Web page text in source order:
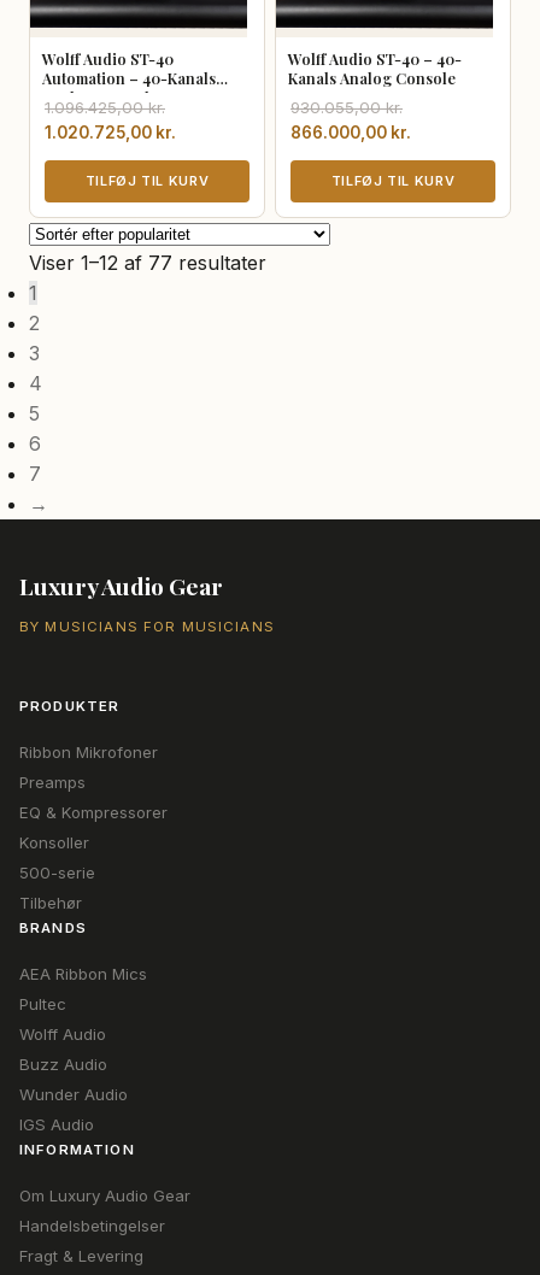
Wolff Audio ST-40
Automation – 40-Kanals
Analog Console
1.096.425,00kr.
Den
oprindelige
pris
1.096.425,00 kr..
1.020.725,00 kr.
Den
aktuelle
pris
1.020.725,00 kr..
TILFØJ TIL KURV
Wolff Audio ST-40 – 40-
Kanals Analog Console
930.055,00kr.
Den
oprindelige
pris
930.055,00 kr..
866.000,00 kr.
Den
aktuelle
pris
866.000,00 kr..
TILFØJ TIL KURV
Viser 1–12 af 77 resultaterSorteret
1
2
3
4
5
6
7
→
Luxury Audio Gear
BY MUSICIANS FOR MUSICIANS
PRODUKTER
Ribbon Mikrofoner
Preamps
EQ & Kompressorer
Konsoller
500-serie
Tilbehør
BRANDS
AEA Ribbon Mics
Pultec
Wolff Audio
Buzz Audio
Wunder Audio
IGS Audio
INFORMATION
Om Luxury Audio Gear
Handelsbetingelser
Fragt & Levering